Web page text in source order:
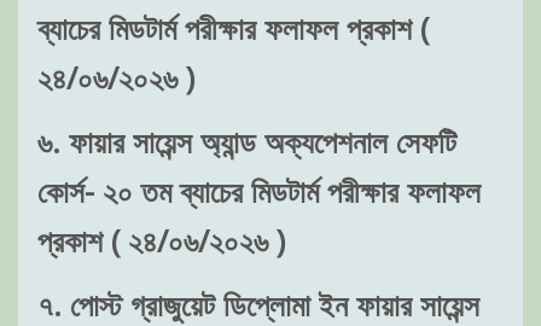
ব্যাচের মিডটার্ম পরীক্ষার ফলাফল প্রকাশ (
২৪/০৬/২০২৬ )
৬. ফায়ার সায়েন্স অ্যান্ড অক্যপেশনাল সেফটি
কোর্স- ২০ তম ব্যাচের মিডটার্ম পরীক্ষার ফলাফল
প্রকাশ ( ২৪/০৬/২০২৬ )
৭. পোস্ট গ্রাজুয়েট ডিপ্লোমা ইন ফায়ার সায়েন্স